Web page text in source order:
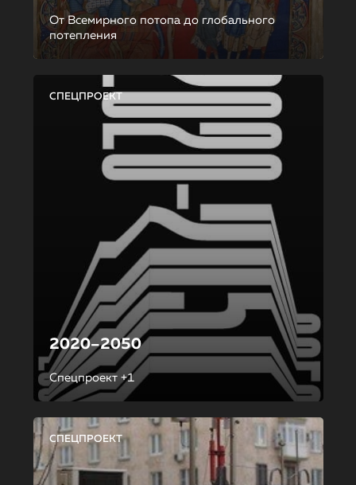
От Всемирного потопа до глобального
потепления
СПЕЦПРОЕКТ
2020–2050
Спецпроект +1
СПЕЦПРОЕКТ